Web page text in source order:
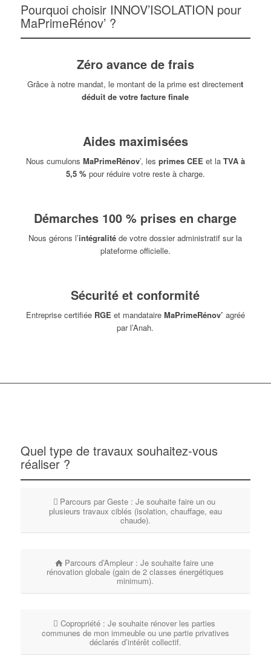
Pourquoi choisir INNOV’ISOLATION pour
MaPrimeRénov’ ?
Zéro avance de frais
Grâce à notre mandat, le montant de la prime est directement
déduit de votre facture finale
Aides maximisées
Nous cumulons MaPrimeRénov’, les primes CEE et la TVA à
5,5 %pour réduire votre reste à charge.
Démarches 100 % prises en charge
Nous gérons l’intégralité de votre dossier administratif sur la
plateforme officielle.
Sécurité et conformité
Entreprise certifiée RGE et mandataireMaPrimeRénov’ agréé
par l’Anah.
Quel type de travaux souhaitez-vous
réaliser ?
Parcours par Geste : Je souhaite faire un ou
plusieurs travaux ciblés (isolation, chauffage, eau
chaude).
Parcours d’Ampleur : Je souhaite faire une
rénovation globale (gain de 2 classes énergétiques
minimum).
Copropriété : Je souhaite rénover les parties
communes de mon immeuble ou une partie privatives
déclarés d’intérêt collectif.